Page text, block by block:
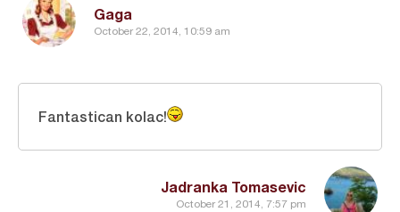
Gaga
October 22, 2014, 10:59 am
Jadranka Tomasevic
October 21, 2014, 7:57 pm
Fantastican kolac!